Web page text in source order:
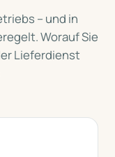
– und in
Worauf Sie
Lieferdienst